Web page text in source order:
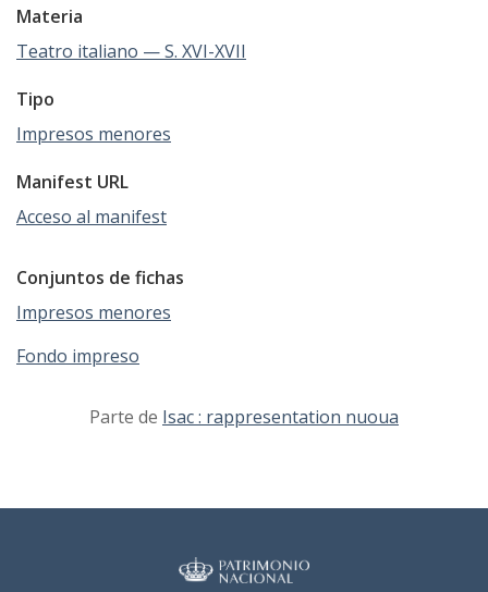
Materia
Teatro italiano — S. XVI-XVII
Tipo
Impresos menores
Manifest URL
Acceso al manifest
Conjuntos de fichas
Impresos menores
Fondo impreso
Parte de Isac : rappresentation nuoua